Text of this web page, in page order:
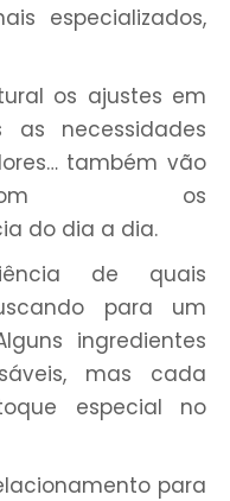
especializados,
os ajustes em
as necessidades
também vão
os
do dia a dia.
de quais
para um
ingredientes
mas cada
especial no
para